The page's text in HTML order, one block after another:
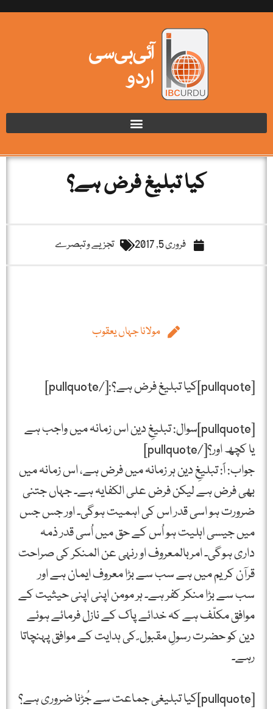
کیا تبلیغ فرض ہے؟
فروری 5, 2017 تجزیے و تبصرے
مولانا جہاں یعقوب
[pullquote]کیا تبلیغ فرض ہے؟:[/pullquote]
[pullquote]سوال: تبلیغِ دین اس زمانہ میں واجب ہے
یا کچھ اور؟[/pullquote]
جواب: اً: تبلیغِ دین ہر زمانہ میں فرض ہے، اس زمانہ میں
بھی فرض ہے لیکن فرض علی الکفایہ ہے۔ جہاں جتنی
ضرورت ہو اسی قدر اس کی اہمیت ہوگی۔ اور جس جس
میں جیسی اہلیت ہو اُس کے حق میں اُسی قدر ذمہ
داری ہوگی۔ امربالمعروف او رنہی عن المنکر کی صراحت
قرآن کریم میں ہے سب سے بڑا معروف ایمان ہے اور
سب سے بڑا منکر کفر ہے۔ ہر مومن اپنی اپنی حیثیت کے
موافق مکلّف ہے کہ خدائے پاک کے نازل فرمائے ہوئے
دین کو حضرت رسولِ مقبول ۖ کی ہدایت کے موافق پہنچاتا
رہے۔
[pullquote]کیا تبلیغی جماعت سے جُڑنا ضروری ہے؟